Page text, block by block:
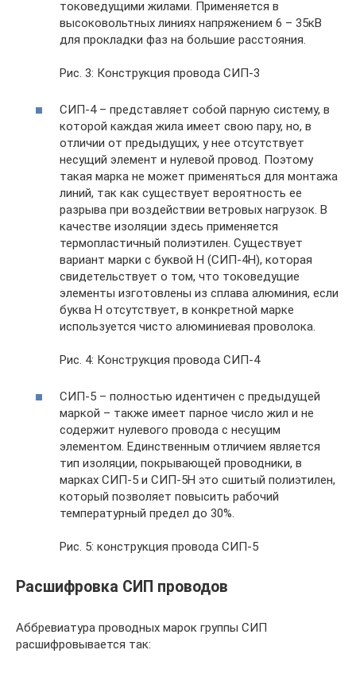
токоведущими жилами. Применяется в
высоковольтных линиях напряжением 6 – 35кВ
для прокладки фаз на большие расстояния.
Рис. 3: Конструкция провода СИП-3
СИП-4 – представляет собой парную систему, в
которой каждая жила имеет свою пару, но, в
отличии от предыдущих, у нее отсутствует
несущий элемент и нулевой провод. Поэтому
такая марка не может применяться для монтажа
линий, так как существует вероятность ее
разрыва при воздействии ветровых нагрузок. В
качестве изоляции здесь применяется
термопластичный полиэтилен. Существует
вариант марки с буквой Н (СИП-4Н), которая
свидетельствует о том, что токоведущие
элементы изготовлены из сплава алюминия, если
буква Н отсутствует, в конкретной марке
используется чисто алюминиевая проволока.
Рис. 4: Конструкция провода СИП-4
СИП-5 – полностью идентичен с предыдущей
маркой – также имеет парное число жил и не
содержит нулевого провода с несущим
элементом. Единственным отличием является
тип изоляции, покрывающей проводники, в
марках СИП-5 и СИП-5Н это сшитый полиэтилен,
который позволяет повысить рабочий
температурный предел до 30%.
Рис. 5: конструкция провода СИП-5
Расшифровка СИП проводов
Аббревиатура проводных марок группы СИП
расшифровывается так: